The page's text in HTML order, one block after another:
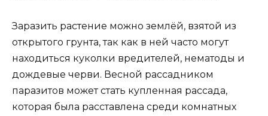
Заразить растение можно землёй, взятой из
открытого грунта, так как в ней часто могут
находиться куколки вредителей, нематоды и
дождевые черви. Весной рассадником
паразитов может стать купленная рассада,
которая была расставлена среди комнатных